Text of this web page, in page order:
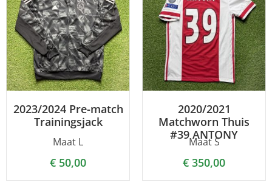
2023/2024 Pre-match
Trainingsjack
Maat L
€ 50,00
2020/2021
Matchworn Thuis
#39 ANTONY
Maat S
€ 350,00